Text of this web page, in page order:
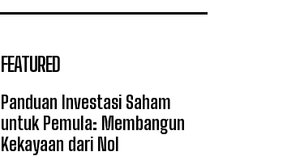
FEATURED
Panduan Investasi Saham
untuk Pemula: Membangun
Kekayaan dari Nol